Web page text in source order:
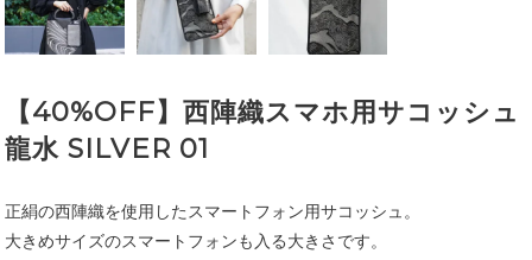
【40%OFF】西陣織スマホ用サコッシュ
龍水 SILVER 01
正絹の西陣織を使用したスマートフォン用サコッシュ。
大きめサイズのスマートフォンも入る大きさです。